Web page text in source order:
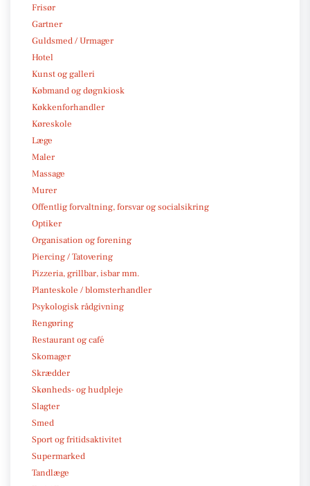
Frisør
Gartner
Guldsmed / Urmager
Hotel
Kunst og galleri
Købmand og døgnkiosk
Køkkenforhandler
Køreskole
Læge
Maler
Massage
Murer
Offentlig forvaltning, forsvar og socialsikring
Optiker
Organisation og forening
Piercing / Tatovering
Pizzeria, grillbar, isbar mm.
Planteskole / blomsterhandler
Psykologisk rådgivning
Rengøring
Restaurant og café
Skomager
Skrædder
Skønheds- og hudpleje
Slagter
Smed
Sport og fritidsaktivitet
Supermarked
Tandlæge